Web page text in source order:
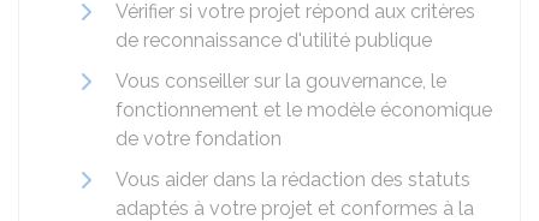
Vérifier si votre projet répond aux critères
de reconnaissance d'utilité publique
Vous conseiller sur la gouvernance, le
fonctionnement et le modèle économique
de votre fondation
Vous aider dans la rédaction des statuts
adaptés à votre projet et conformes à la